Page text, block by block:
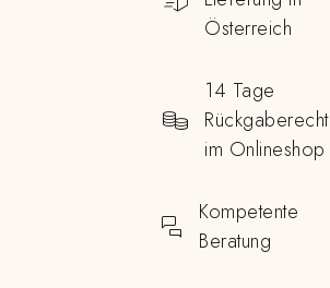
Österreich
14 Tage
Rückgaberecht
im Onlineshop
Kompetente
Beratung